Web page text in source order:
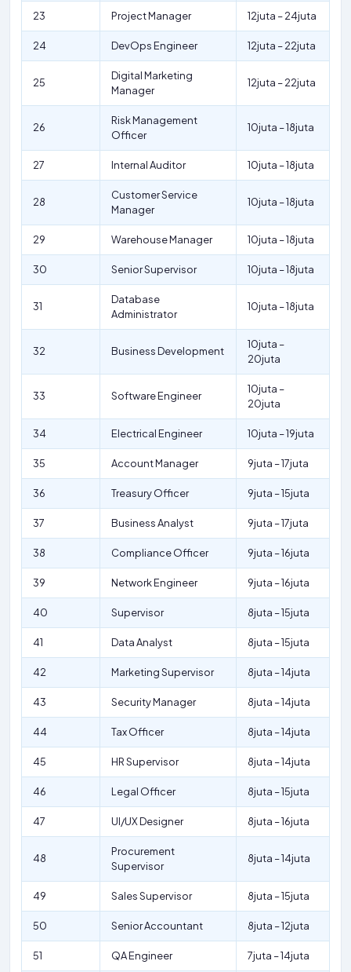
23 Project Manager 12juta – 24juta
24 DevOps Engineer 12juta – 22juta
25
Digital Marketing
Manager
12juta – 22juta
26
Risk Management
Officer
10juta – 18juta
27 Internal Auditor 10juta – 18juta
28
Customer Service
Manager
10juta – 18juta
29 Warehouse Manager 10juta – 18juta
30 Senior Supervisor 10juta – 18juta
31
Database
Administrator
10juta – 18juta
32 Business Development
10juta –
20juta
33 Software Engineer
10juta –
20juta
34 Electrical Engineer 10juta – 19juta
35 Account Manager 9juta – 17juta
36 Treasury Officer 9juta – 15juta
37 Business Analyst 9juta – 17juta
38 Compliance Officer 9juta – 16juta
39 Network Engineer 9juta – 16juta
40 Supervisor 8juta – 15juta
41 Data Analyst 8juta – 15juta
42 Marketing Supervisor 8juta – 14juta
43 Security Manager 8juta – 14juta
44 Tax Officer 8juta – 14juta
45 HR Supervisor 8juta – 14juta
46 Legal Officer 8juta – 15juta
47 UI/UX Designer 8juta – 16juta
48
Procurement
Supervisor
8juta – 14juta
49 Sales Supervisor 8juta – 15juta
50 Senior Accountant 8juta – 12juta
51 QA Engineer 7juta – 14juta